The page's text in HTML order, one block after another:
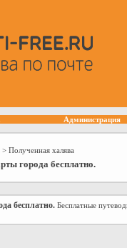
Администрация
> Полученная халява
города бесплатно.
бесплатно. Бесплатные